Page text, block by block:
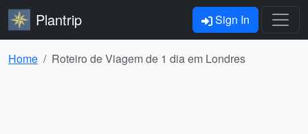
Plantrip Sign In
Home Roteiro de Viagem de 1 dia em Londres